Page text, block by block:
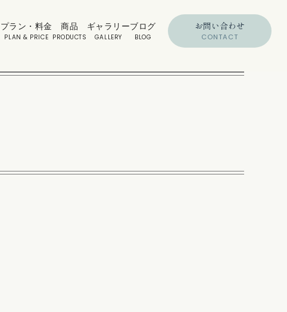
プラン・料金
PLAN & PRICE
商品
PRODUCTS
ギャラリー
GALLERY
ブログ
BLOG
お問い合わせ
CONTACT